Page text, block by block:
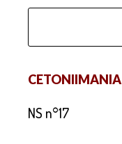
CETONIIMANIA
NS n°17